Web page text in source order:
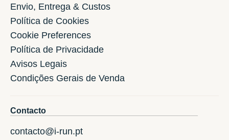
Envio, Entrega & Custos
Política de Cookies
Cookie Preferences
Política de Privacidade
Avisos Legais
Condições Gerais de Venda
Contacto
contacto@i-run.pt